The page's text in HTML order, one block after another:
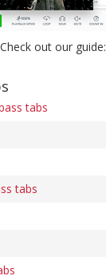
out our guide:
tabs
tabs